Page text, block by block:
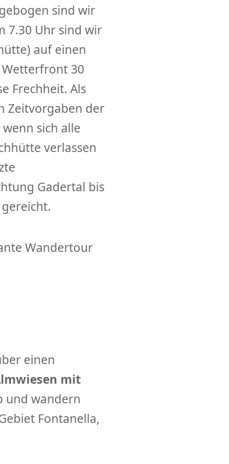
sind wir
7.30 Uhr sind wir
auf einen
30
Frechheit. Als
Zeitvorgaben der
sich alle
verlassen
Gadertal bis
Wandertour
einen
mit
und wandern
Fontanella,